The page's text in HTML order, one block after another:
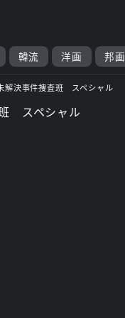
韓流 洋画 邦画
解決事件捜査班 スペシャル